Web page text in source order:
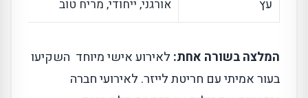
עץ אורגני, ייחודי, מריח טוב
המלצה בשורה אחת: לאירוע אישי מיוחד השקיעו
בעור אמיתי עם חריטת לייזר. לאירועי חברה